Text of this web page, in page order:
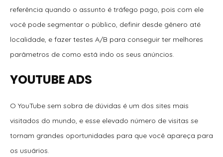
referência quando o assunto é tráfego pago, pois com ele
você pode segmentar o público, definir desde gênero até
localidade, e fazer testes A/B para conseguir ter melhores
parâmetros de como está indo os seus anúncios.
YOUTUBE ADS
O YouTube sem sobra de dúvidas é um dos sites mais
visitados do mundo, e esse elevado número de visitas se
tornam grandes oportunidades para que você apareça para
os usuários.